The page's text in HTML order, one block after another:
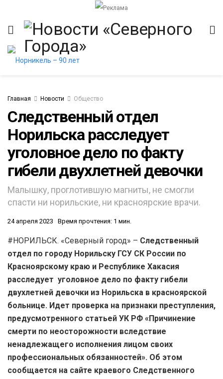
Главная Новости Общество
Следственный отдел
Норильска расследует
уголовное дело по факту
гибели двухлетней девочки
Малышку, проглотившую магниты, не смогли
спасти ни норильские, ни красноярские врачи.
24 апреля 2023 Время прочтения: 1 мин.
#НОРИЛЬСК. «Северный город» – Следственный
отдел по городу Норильску ГСУ СК России по
Красноярскому краю и Республике Хакасия
расследует уголовное дело по факту гибели
двухлетней девочки из Норильска в красноярской
больнице. Идет проверка на признаки преступления,
предусмотренного статьей УК РФ «Причинение
смерти по неосторожности вследствие
ненадлежащего исполнения лицом своих
профессиональных обязанностей». Об этом
сообщается на сайте краевого Следственного